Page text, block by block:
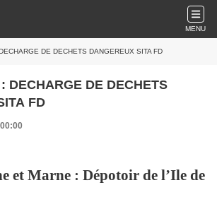
MENU
DE DECHETS DANGEREUX SITA FD
DECHARGE DE DECHETS
FD
Marne : Dépotoir de l’Ile de